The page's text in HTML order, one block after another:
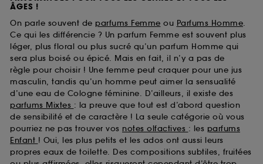
ÂGES !
On parle souvent de parfums Femme ou Parfums Homme.
Ce qui les différencie ? Un parfum Femme est souvent plus
léger, plus floral ou plus sucré qu’un parfum Homme qui
sera plus boisé ou épicé. Mais en fait, il n’y a pas de
règle pour choisir ! Une femme peut craquer pour une jus
masculin, tandis qu’un homme peut aimer la sensualité
d’une eau de Cologne féminine. D’ailleurs, il existe des
parfums Mixtes : la preuve que tout est d’abord question
de sensibilité et de caractère ! La seule catégorie où vous
pourriez ne pas trouver vos notes olfactives : les parfums
Enfant ! Oui, les plus petits et les ados ont aussi leurs
propres eaux de toilette. Des compositions subtiles, fruitées